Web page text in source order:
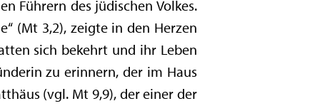
Führern des jüdischen Volkes.
(Mt 3,2), zeigte in den Herzen
sich bekehrt und ihr Leben
zu erinnern, der im Haus
(vgl. Mt 9,9), der einer der